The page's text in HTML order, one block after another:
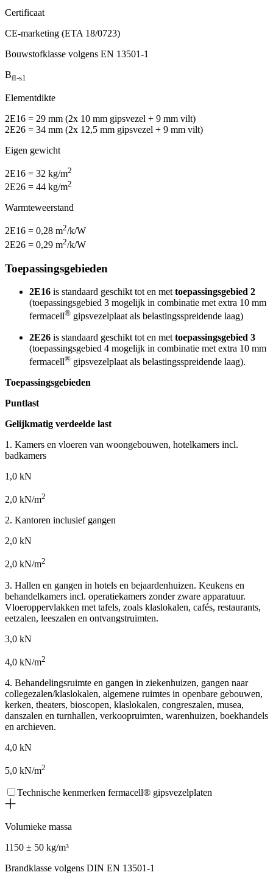
Certificaat
CE-marketing (ETA 18/0723)
Bouwstofklasse volgens EN 13501-1
Bfl-s1
Elementdikte
2E16 = 29 mm (2x 10 mm gipsvezel + 9 mm vilt)
2E26 = 34 mm (2x 12,5 mm gipsvezel + 9 mm vilt)
Eigen gewicht
2E16 = 32 kg/m2
2E26 = 44 kg/m2
Warmteweerstand
2E16 = 0,28 m2/k/W
2E26 = 0,29 m2/k/W
Toepassingsgebieden
2E16 is standaard geschikt tot en mettoepassingsgebied 2
(toepassingsgebied 3 mogelijk in combinatie met extra 10 mm
fermacell® gipsvezelplaat als belastingsspreidende laag)
2E26 is standaard geschikt tot en met toepassingsgebied 3
(toepassingsgebied 4 mogelijk in combinatie met extra 10 mm
fermacell® gipsvezelplaat als belastingsspreidende laag).
Toepassingsgebieden
Puntlast
Gelijkmatig verdeelde last
1. Kamers en vloeren van woongebouwen, hotelkamers incl.
badkamers
1,0 kN
2,0 kN/m2
2. Kantoren inclusief gangen
2,0 kN
2,0 kN/m2
3. Hallen en gangen in hotels en bejaardenhuizen. Keukens en
behandelkamers incl. operatiekamers zonder zware apparatuur.
Vloeroppervlakken met tafels, zoals klaslokalen, cafés, restaurants,
eetzalen, leeszalen en ontvangstruimten.
3,0 kN
4,0 kN/m2
4. Behandelingsruimte en gangen in ziekenhuizen, gangen naar
collegezalen/klaslokalen, algemene ruimtes in openbare gebouwen,
kerken, theaters, bioscopen, klaslokalen, congreszalen, musea,
danszalen en turnhallen, verkoopruimten, warenhuizen, boekhandels
en archieven.
4,0 kN
5,0 kN/m2
Technische kenmerken fermacell® gipsvezelplaten
Volumieke massa
1150 ± 50 kg/m³
Brandklasse volgens DIN EN 13501-1